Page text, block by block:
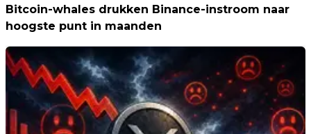
Bitcoin-whales drukken Binance-instroom naar
hoogste punt in maanden